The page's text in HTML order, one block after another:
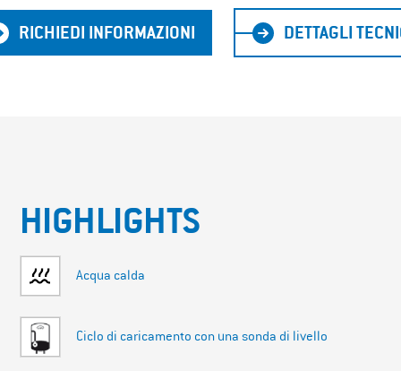
RICHIEDI INFORMAZIONI DETTAGLI
HIGHLIGHTS
Acqua calda
Ciclo di caricamento con una sonda di livello